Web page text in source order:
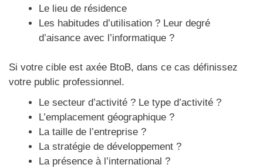
Le lieu de résidence
Les habitudes d’utilisation ? Leur degré
d’aisance avec l’informatique ?
Si votre cible est axée BtoB, dans ce cas définissez
votre public professionnel.
Le secteur d’activité ? Le type d’activité ?
L’emplacement géographique ?
La taille de l’entreprise ?
La stratégie de développement ?
La présence à l’international ?